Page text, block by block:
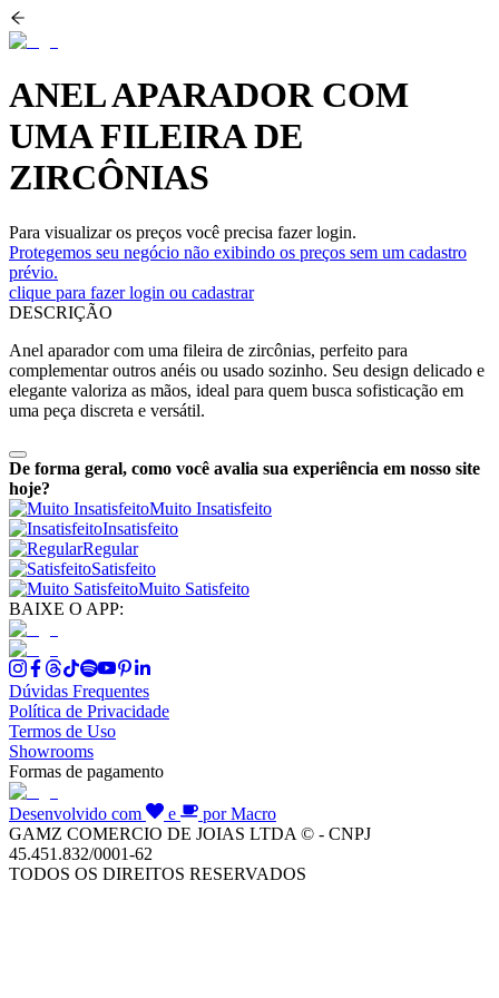
ANEL APARADOR COM
UMA FILEIRA DE
ZIRCÔNIAS
Para visualizar os preços você precisa fazer login.
Protegemos seu negócio não exibindo os preços sem um cadastro
prévio.
clique para fazer login ou cadastrar
DESCRIÇÃO
Anel aparador com uma fileira de zircônias, perfeito para
complementar outros anéis ou usado sozinho. Seu design delicado e
elegante valoriza as mãos, ideal para quem busca sofisticação em
uma peça discreta e versátil.
De forma geral, como você avalia sua experiência em nosso site
hoje?
Muito Insatisfeito
Insatisfeito
Regular
Satisfeito
Muito Satisfeito
BAIXE O APP:
Dúvidas Frequentes
Política de Privacidade
Termos de Uso
Showrooms
Formas de pagamento
Desenvolvido com e
por Macro
GAMZ COMERCIO DE JOIAS LTDA © - CNPJ
45.451.832/0001-62
TODOS OS DIREITOS RESERVADOS